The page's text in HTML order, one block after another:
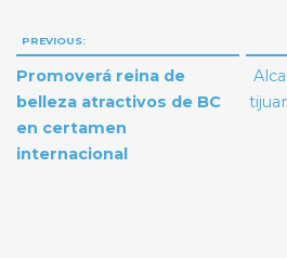
Navegación
de
entradas
PREVIOUS:
Promoverá reina de
belleza atractivos de BC
en certamen
internacional